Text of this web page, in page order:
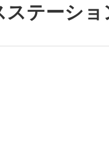
ント・スポーツ・CM
ステーショ